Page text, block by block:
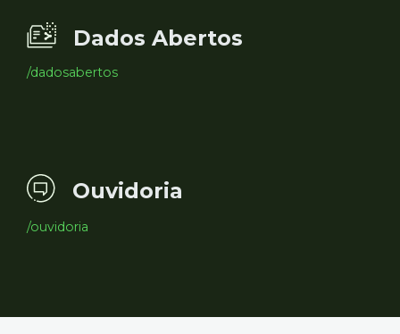
Dados Abertos
/dadosabertos
Ouvidoria
/ouvidoria